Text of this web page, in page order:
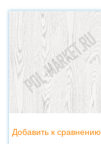
Добавить к сравнению